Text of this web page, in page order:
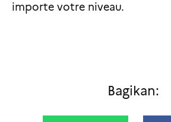
importe votre niveau.
Bagikan: